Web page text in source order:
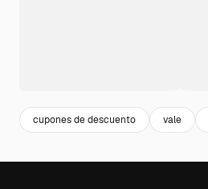
cupones de descuento vale